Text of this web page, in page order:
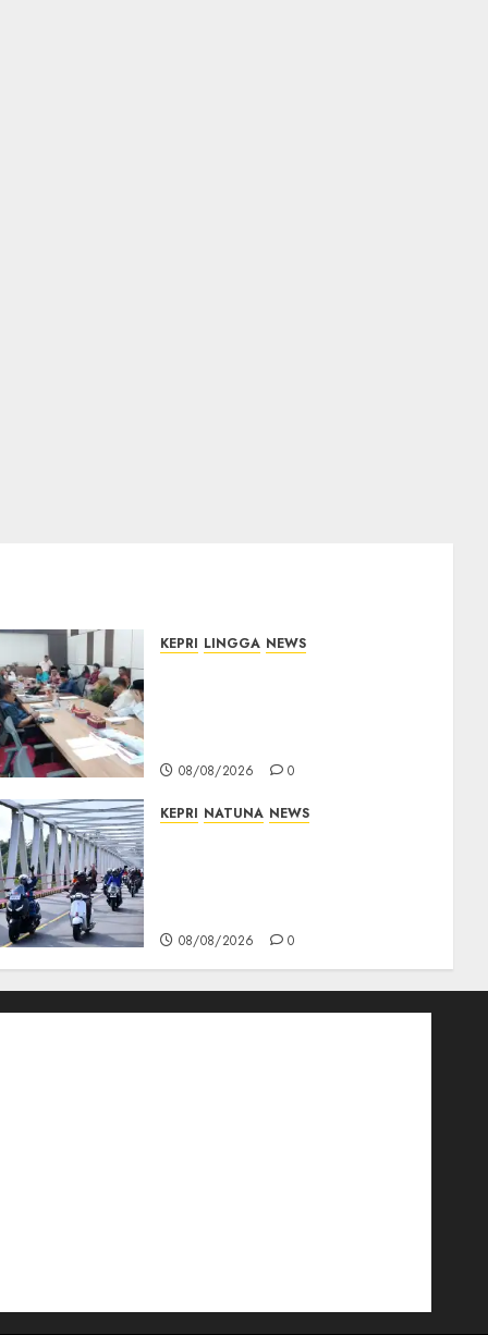
KEPRI LINGGA NEWS
08/08/2026 0
KEPRI NATUNA NEWS
08/08/2026 0